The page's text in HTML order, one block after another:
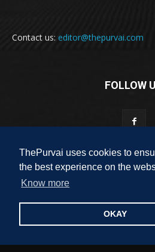
ThePurvai uses cookies to
the best experience on the
Know more
OKAY
Contact us: editor@thepurvai.com
FOLLOW
Copyright 2018-2023 THE PURVAI | All
Sitemap · All Logos & Trademark
Designed & Developed byALL DIGI SEO
पुरवाई अपनी बात कविता कहानी